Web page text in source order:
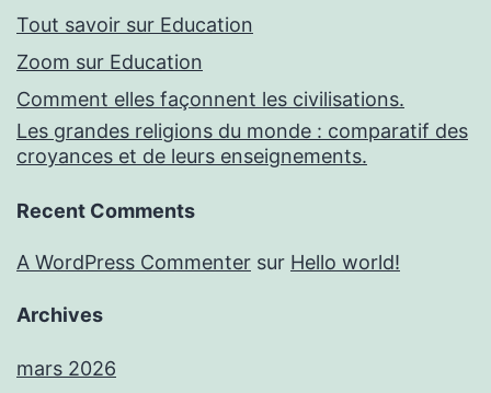
Tout savoir sur Education
Zoom sur Education
Comment elles façonnent les civilisations.
Les grandes religions du monde : comparatif des
croyances et de leurs enseignements.
Recent Comments
A WordPress Commenter sur Hello world!
Archives
mars 2026